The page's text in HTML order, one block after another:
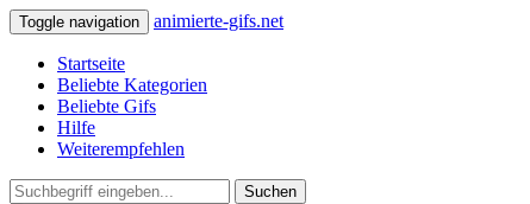
Toggle navigation animierte-gifs.net
Startseite
Beliebte Kategorien
Beliebte Gifs
Hilfe
Weiterempfehlen
Suchen